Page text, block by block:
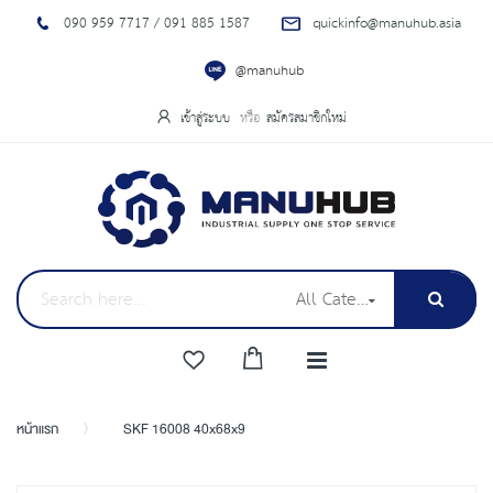
090 959 7717 / 091 885 1587
quickinfo@manuhub.asia
@manuhub
เข้าสู่ระบบ สมัครสมาชิกใหม่
All Categories
หน้าแรก SKF 16008 40x68x9